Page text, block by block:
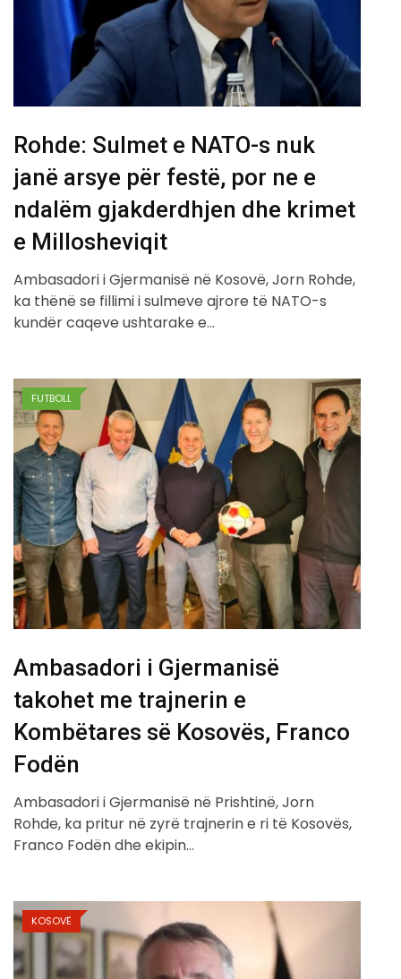
Rohde: Sulmet e NATO-s nuk
janë arsye për festë, por ne e
ndalëm gjakderdhjen dhe krimet
e Millosheviqit
Ambasadori i Gjermanisë në Kosovë, Jorn Rohde,
ka thënë se fillimi i sulmeve ajrore të NATO-s
kundër caqeve ushtarake e…
FUTBOLL
Ambasadori i Gjermanisë
takohet me trajnerin e
Kombëtares së Kosovës, Franco
Fodën
Ambasadori i Gjermanisë në Prishtinë, Jorn
Rohde, ka pritur në zyrë trajnerin e ri të Kosovës,
Franco Fodën dhe ekipin…
KOSOVË